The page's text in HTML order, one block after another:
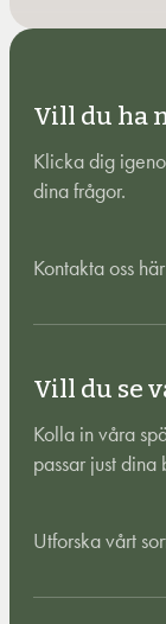
Vill du ha
Klicka dig
dina frågor.
Kontakta oss här
Vill du se
Kolla in våra
passar just dina
Utforska vårt